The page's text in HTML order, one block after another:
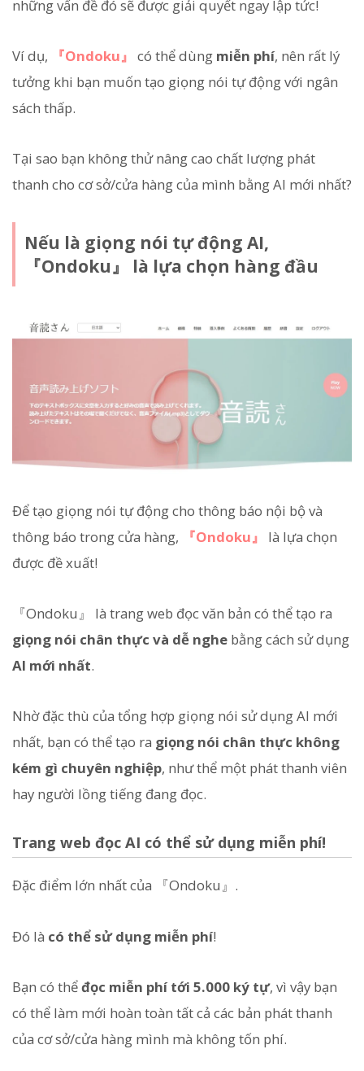
những vấn đề đó sẽ được giải quyết ngay lập tức!
Ví dụ, 『Ondoku』 có thể dùng miễn phí, nên rất lý
tưởng khi bạn muốn tạo giọng nói tự động với ngân
sách thấp.
Tại sao bạn không thử nâng cao chất lượng phát
thanh cho cơ sở/cửa hàng của mình bằng AI mới nhất?
Nếu là giọng nói tự động AI,
『Ondoku』 là lựa chọn hàng đầu
Để tạo giọng nói tự động cho thông báo nội bộ và
thông báo trong cửa hàng,
『Ondoku』
là lựa chọn
được đề xuất!
『Ondoku』 là trang web đọc văn bản có thể tạo ra
giọng nói chân thực và dễ nghe bằng cách sử dụng
AI mới nhất.
Nhờ đặc thù của tổng hợp giọng nói sử dụng AI mới
nhất, bạn có thể tạo ra giọng nói chân thực không
kém gì chuyên nghiệp, như thể một phát thanh viên
hay người lồng tiếng đang đọc.
Trang web đọc AI có thể sử dụng miễn phí!
Đặc điểm lớn nhất của 『Ondoku』.
Đó là có thể sử dụng miễn phí!
Bạn có thểđọc miễn phí tới 5.000 ký tự, vì vậy bạn
có thể làm mới hoàn toàn tất cả các bản phát thanh
của cơ sở/cửa hàng mình mà không tốn phí.